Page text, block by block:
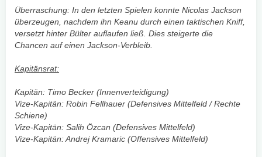
Überraschung: In den letzten Spielen konnte Nicolas Jackson
überzeugen, nachdem ihn Keanu durch einen taktischen Kniff,
versetzt hinter Bülter auflaufen ließ. Dies steigerte die
Chancen auf einen Jackson-Verbleib.
Kapitänsrat:
Kapitän: Timo Becker (Innenverteidigung)
Vize-Kapitän: Robin Fellhauer (Defensives Mittelfeld / Rechte
Schiene)
Vize-Kapitän: Salih Özcan (Defensives Mittelfeld)
Vize-Kapitän: Andrej Kramaric (Offensives Mittelfeld)